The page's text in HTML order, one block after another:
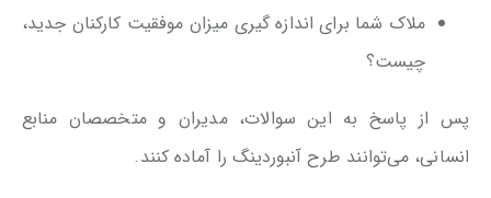
ملاک شما برای اندازه گیری میزان موفقیت کارکنان جدید،
چیست؟
پس از پاسخ به این سوالات، مدیران و متخصصان منابع
انسانی، می‌توانند طرح آنبوردینگ را آماده کنند.